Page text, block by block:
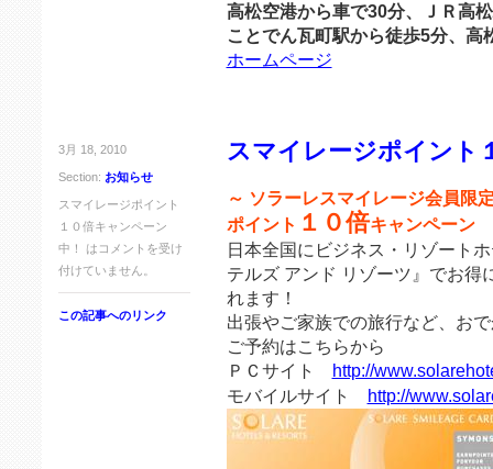
高松空港から車で30分、ＪＲ高
ことでん瓦町駅から徒歩5分、高
ホームページ
3月 18, 2010
Section: お知らせ
スマイレージポイント
１０倍キャンペーン
中！ は コメントを受け
付けていません。
この記事へのリンク
スマイレージポイント
～ ソラーレスマイレージ会員限
ポイント １０倍キャンペーン
日本全国にビジネス・リゾート
テルズ アンド リゾーツ』でお得
れます！
出張やご家族での旅行など、お
ご予約はこちらから
ＰＣサイト http://
モバイルサイト http://